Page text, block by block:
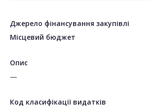
Джерело фінансування закупівлі
Місцевий бюджет
Опис
—
Код класифікації видатків